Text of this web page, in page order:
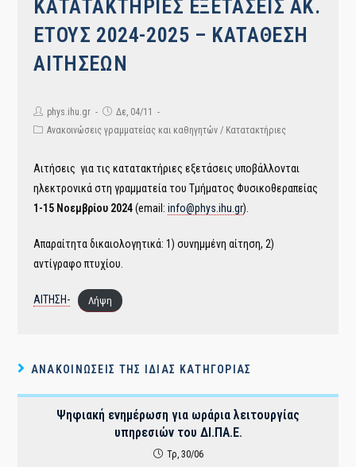
ΚΑΤΑΤΑΚΤΗΡΙΕΣ ΕΞΕΤΑΣΕΙΣ ΑΚ.
ΕΤΟΥΣ 2024-2025 – ΚΑΤΑΘΕΣΗ
ΑΙΤΗΣΕΩΝ
Post
author:
phys.ihu.gr
PostΔε, 04/11
PostΑνακοινώσεις γραμματείας και καθηγητών / Κατατακτήριες
Αιτήσεις για τις κατατακτήριες εξετάσεις υποβάλλονται
ηλεκτρονικά στη γραμματεία του Τμήματος Φυσικοθεραπείας
1-15 Νοεμβρίου 2024(email:info@phys.ihu.gr).
Απαραίτητα δικαιολογητικά: 1) συνημμένη αίτηση, 2)
αντίγραφο πτυχίου.
ΑΙΤΗΣΗ- Λήψη
ΑΝΑΚΟΙΝΏΣΕΙΣ ΤΗΣ ΊΔΙΑΣ ΚΑΤΗΓΟΡΊΑΣ
Ψηφιακή ενημέρωση για ωράρια λειτουργίας
υπηρεσιών του ΔI.ΠΑ.Ε.
Τρ, 30/06